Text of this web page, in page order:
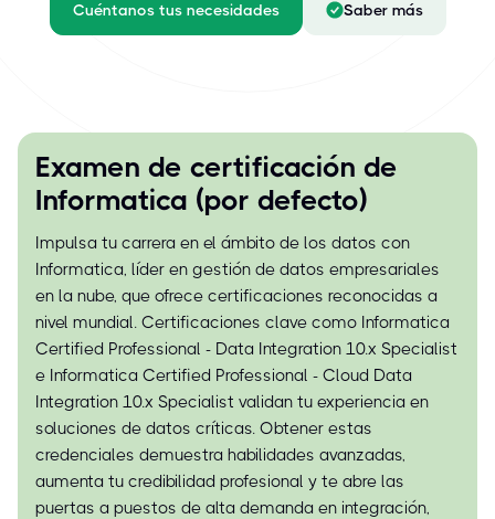
Cuéntanos tus necesidades Saber más
Examen de certificación de
Informatica (por defecto)
Impulsa tu carrera en el ámbito de los datos con
Informatica, líder en gestión de datos empresariales
en la nube, que ofrece certificaciones reconocidas a
nivel mundial. Certificaciones clave como Informatica
Certified Professional - Data Integration 10.x Specialist
e Informatica Certified Professional - Cloud Data
Integration 10.x Specialist validan tu experiencia en
soluciones de datos críticas. Obtener estas
credenciales demuestra habilidades avanzadas,
aumenta tu credibilidad profesional y te abre las
puertas a puestos de alta demanda en integración,